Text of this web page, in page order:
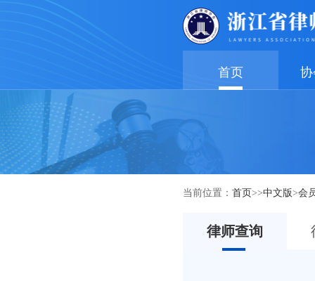
首页
当前位置： 首页>>中文版>会
律师查询